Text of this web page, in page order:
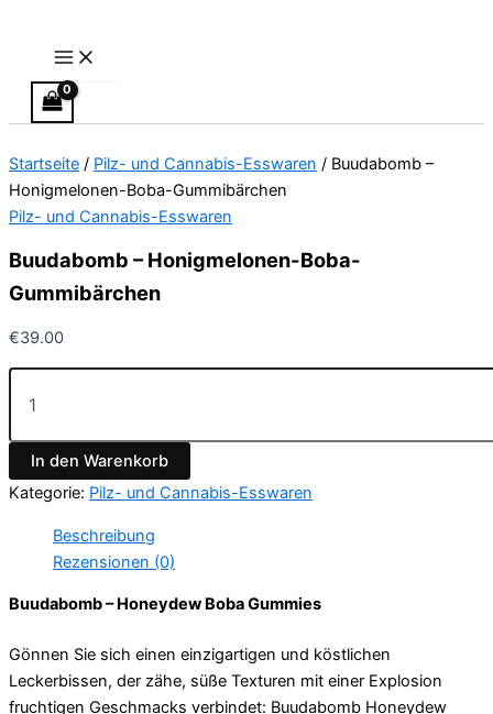
springen
Startseite / Pilz- und Cannabis-Esswaren / Buudabomb –
Honigmelonen-Boba-Gummibärchen
Pilz- und Cannabis-Esswaren
Buudabomb – Honigmelonen-Boba-
Gummibärchen
€39.00
Honigmelonen-
Gummibärchen
Menge
In den Warenkorb
Kategorie: Pilz- und Cannabis-Esswaren
Beschreibung
Rezensionen (0)
Buudabomb – Honeydew Boba Gummies
Gönnen Sie sich einen einzigartigen und köstlichen
Leckerbissen, der zähe, süße Texturen mit einer Explosion
fruchtigen Geschmacks verbindet: Buudabomb Honeydew
Die